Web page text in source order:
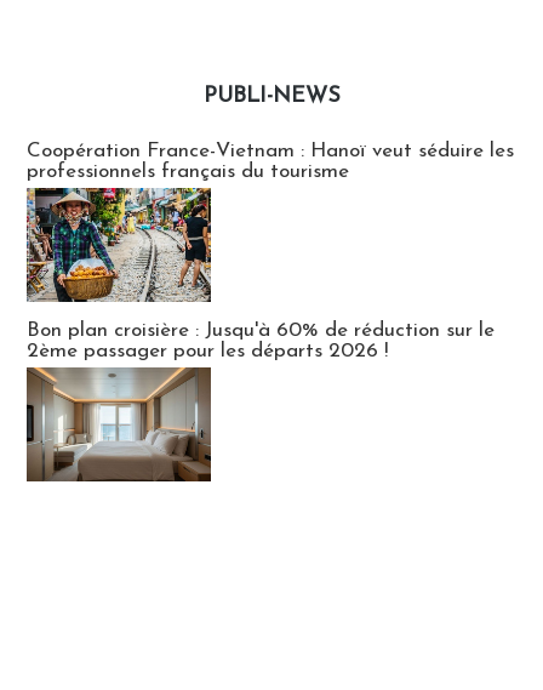
PUBLI-NEWS
Coopération France-Vietnam : Hanoï veut séduire les
professionnels français du tourisme
Bon plan croisière : Jusqu'à 60% de réduction sur le
2ème passager pour les départs 2026 !